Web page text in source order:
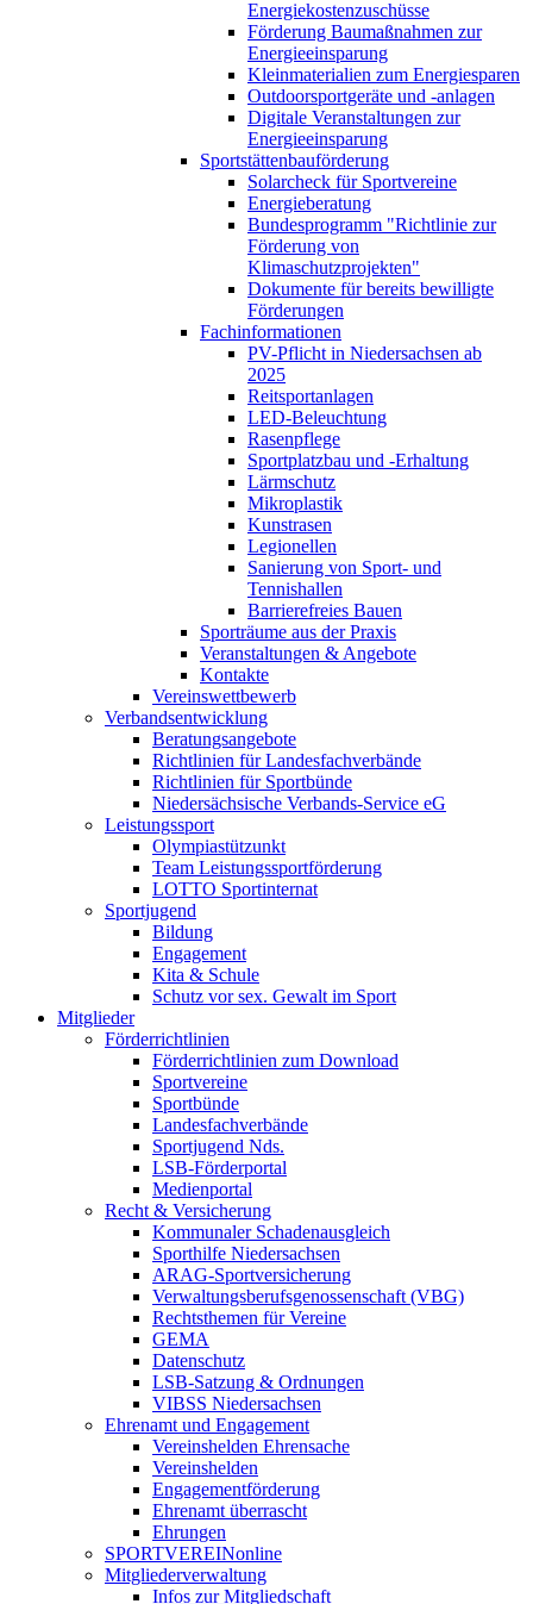
Energiekostenzuschüsse
Förderung Baumaßnahmen zur
Energieeinsparung
Kleinmaterialien zum Energiesparen
Outdoorsportgeräte und -anlagen
Digitale Veranstaltungen zur
Energieeinsparung
Sportstättenbauförderung
Solarcheck für Sportvereine
Energieberatung
Bundesprogramm "Richtlinie zur
Förderung von
Klimaschutzprojekten"
Dokumente für bereits bewilligte
Förderungen
Fachinformationen
PV-Pflicht in Niedersachsen ab
2025
Reitsportanlagen
LED-Beleuchtung
Rasenpflege
Sportplatzbau und -Erhaltung
Lärmschutz
Mikroplastik
Kunstrasen
Legionellen
Sanierung von Sport- und
Tennishallen
Barrierefreies Bauen
Sporträume aus der Praxis
Veranstaltungen & Angebote
Kontakte
Vereinswettbewerb
Verbandsentwicklung
Beratungsangebote
Richtlinien für Landesfachverbände
Richtlinien für Sportbünde
Niedersächsische Verbands-Service eG
Leistungssport
Olympiastützunkt
Team Leistungssportförderung
LOTTO Sportinternat
Sportjugend
Bildung
Engagement
Kita & Schule
Schutz vor sex. Gewalt im Sport
Mitglieder
Förderrichtlinien
Förderrichtlinien zum Download
Sportvereine
Sportbünde
Landesfachverbände
Sportjugend Nds.
LSB-Förderportal
Medienportal
Recht & Versicherung
Kommunaler Schadenausgleich
Sporthilfe Niedersachsen
ARAG-Sportversicherung
Verwaltungsberufsgenossenschaft (VBG)
Rechtsthemen für Vereine
GEMA
Datenschutz
LSB-Satzung & Ordnungen
VIBSS Niedersachsen
Ehrenamt und Engagement
Vereinshelden Ehrensache
Vereinshelden
Engagementförderung
Ehrenamt überrascht
Ehrungen
SPORTVEREINonline
Mitgliederverwaltung
Infos zur Mitgliedschaft